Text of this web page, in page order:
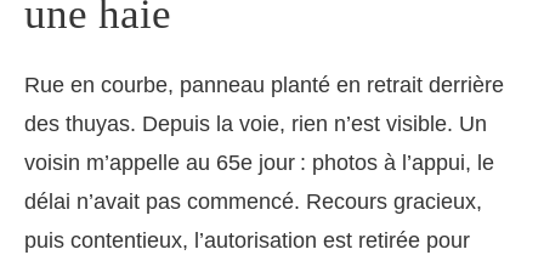
une haie
Rue en courbe, panneau planté en retrait derrière
des thuyas. Depuis la voie, rien n’est visible. Un
voisin m’appelle au 65e jour : photos à l’appui, le
délai n’avait pas commencé. Recours gracieux,
puis contentieux, l’autorisation est retirée pour